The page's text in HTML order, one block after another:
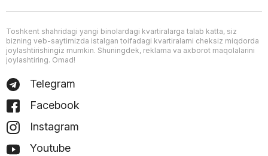
Toshkent shahridagi yangi binolardagi kvartiralarga talab katta, siz
bizning veb-saytimizda istalgan toifadagi kvartiralarni cheksiz miqdorda
joylashtirishingiz mumkin. Shuningdek, reklama va axborot maqolalarini
joylashtiring. Omad!
Telegram
Facebook
Instagram
Youtube